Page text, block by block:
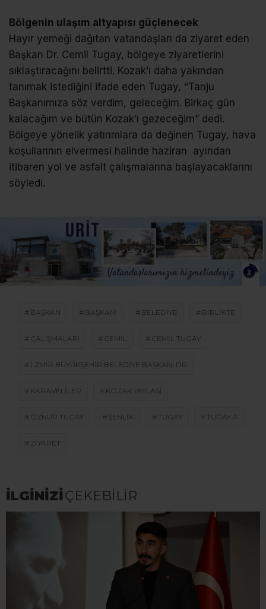
Bölgenin ulaşım altyapısı güçlenecek
Hayır yemeği dağıtan vatandaşları da ziyaret eden
Başkan Dr. Cemil Tugay, bölgeye ziyaretlerini
sıklaştıracağını belirtti. Kozak’ı daha yakından
tanımak istediğini ifade eden Tugay, “Tanju
Başkanımıza söz verdim, geleceğim. Birkaç gün
kalacağım ve bütün Kozak’ı gezeceğim” dedi.
Bölgeye yönelik yatırımlara da değinen Tugay, hava
koşullarının elvermesi halinde haziran ayından
itibaren yol ve asfalt çalışmalarına başlayacaklarını
söyledi.
BAŞKAN BAŞKANI BELEDIYE BIRLIKTE
ÇALIŞMALARI CEMIL CEMIL TUGAY
I ZMIR BÜYÜKŞEHIR BELEDIYE BAŞKANI DR
KARAVELILER KOZAK YAYLASI
ÖZNUR TUGAY ŞENLIK TUGAY TUGAY A
ZIYARET
İLGİNİZİÇEKEBİLİR